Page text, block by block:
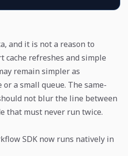
and it is not a reason to
cache refreshes and simple
remain simpler as
a small queue. The same-
not blur the line between
that must never run twice.
SDK now runs natively in